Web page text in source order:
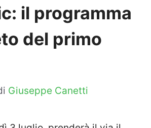
il programma
del primo
Giuseppe Canetti